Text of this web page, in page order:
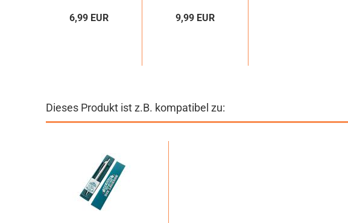
6,99 EUR 9,99 EUR
Dieses Produkt ist z.B. kompatibel zu: